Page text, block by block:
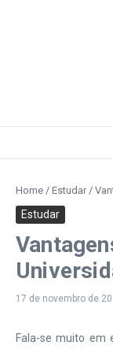
Home / Estudar /
Estudar
17 de novembro de
Fala-se muito em